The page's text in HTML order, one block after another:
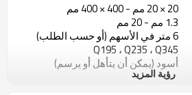
20 × 20 مم - 400 × 400 مم
1.3 مم - 20 مم
6 متر في الأسهم (أو حسب الطلب)
Q195 ، Q235 ، Q345
أسود (يمكن أن يتأهل أو يرسم)
في حزم مع حزمة التصدير البلاستيكية
رؤية المزيد